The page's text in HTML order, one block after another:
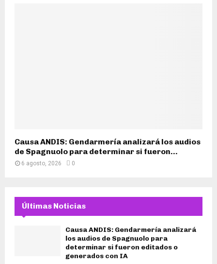
Causa ANDIS: Gendarmería analizará los audios
de Spagnuolo para determinar si fueron...
6 agosto, 2026 0
Últimas Noticias
Causa ANDIS: Gendarmería analizará
los audios de Spagnuolo para
determinar si fueron editados o
generados con IA